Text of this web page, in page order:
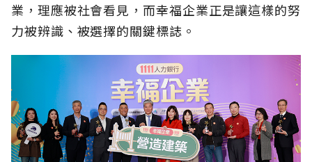
業，理應被社會看見，而幸福企業正是讓這樣的努
力被辨識、被選擇的關鍵標誌。